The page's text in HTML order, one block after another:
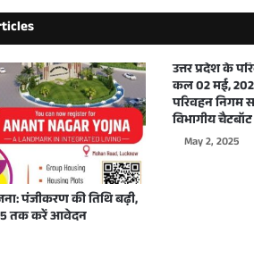
29, 2025
26, 2025
22, 2025
पंजीकरण की तिथि बढ़ी,
तक करें आवेदन
उत्तर प्रदेश के
कल 02 मई,
परिवहन निगम
विभागीय
May 2, 2025